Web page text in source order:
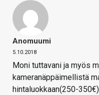
Anomuumi
5.10.2018
Moni tuttavani ja myös
kameranäppäimellistä
hintaluokkaan(250-